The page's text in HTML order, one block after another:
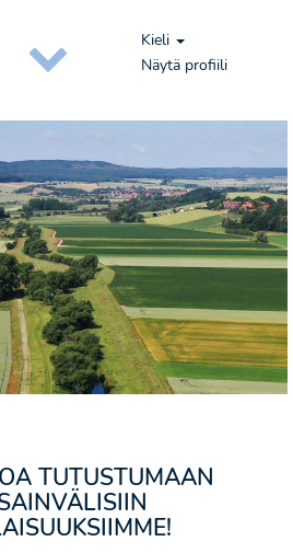
Kieli
Näytä profiili
TUTUSTUMAAN